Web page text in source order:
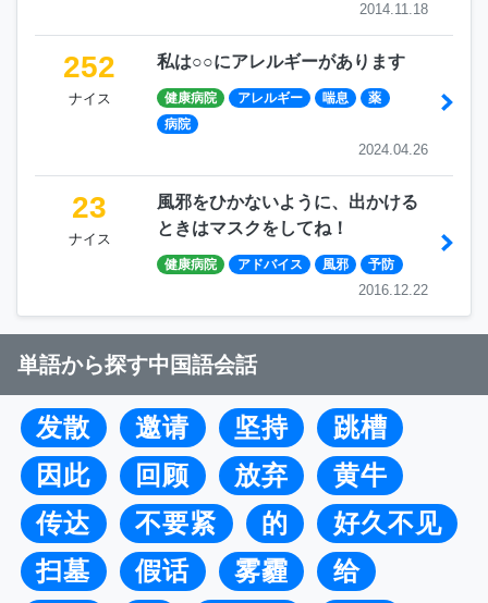
2014.11.18
252
ナイス
私は○○にアレルギーがあります
健康病院 アレルギー 喘息
薬
病院
2024.04.26
23
ナイス
風邪をひかないように、出かける
ときはマスクをしてね！
健康病院 アドバイス 風邪 予防
2016.12.22
単語から探す中国語会話
发散 邀请 坚持
跳槽
因此
回顾 放弃
黄牛
传达
不要紧 的
好久不见
扫墓
假话 雾霾
给